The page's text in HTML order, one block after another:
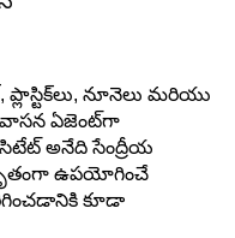
నూనెలు మరియు
ఏజెంట్‌గా
అనేది సేంద్రీయ
ఉపయోగించే
కూడా